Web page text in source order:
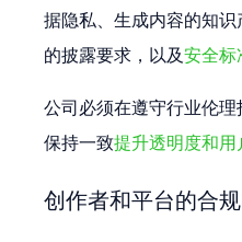
据隐私、生成内容的知
的披露要求，以及安全标
公司必须在遵守行业伦
保持一致提升透明度和用
创作者和平台的合